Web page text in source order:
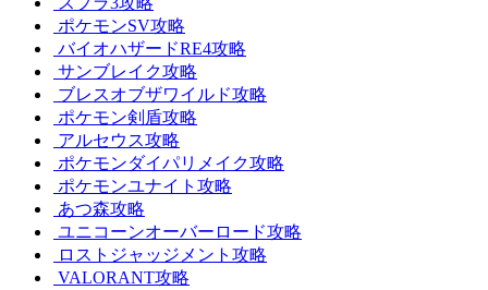
ポケモンSV攻略
バイオハザードRE4攻略
サンブレイク攻略
ブレスオブザワイルド攻略
ポケモン剣盾攻略
アルセウス攻略
ポケモンダイパリメイク攻略
ポケモンユナイト攻略
あつ森攻略
ユニコーンオーバーロード攻略
ロストジャッジメント攻略
VALORANT攻略